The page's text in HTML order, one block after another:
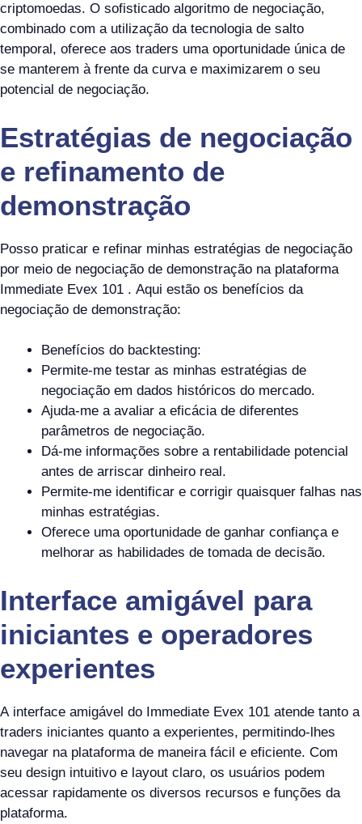
criptomoedas. O sofisticado algoritmo de negociação,
combinado com a utilização da tecnologia de salto
temporal, oferece aos traders uma oportunidade única de
se manterem à frente da curva e maximizarem o seu
potencial de negociação.
Estratégias de negociação
e refinamento de
demonstração
Posso praticar e refinar minhas estratégias de negociação
por meio de negociação de demonstração na plataforma
Immediate Evex 101 . Aqui estão os benefícios da
negociação de demonstração:
Benefícios do backtesting:
Permite-me testar as minhas estratégias de
negociação em dados históricos do mercado.
Ajuda-me a avaliar a eficácia de diferentes
parâmetros de negociação.
Dá-me informações sobre a rentabilidade potencial
antes de arriscar dinheiro real.
Permite-me identificar e corrigir quaisquer falhas nas
minhas estratégias.
Oferece uma oportunidade de ganhar confiança e
melhorar as habilidades de tomada de decisão.
Interface amigável para
iniciantes e operadores
experientes
A interface amigável do Immediate Evex 101 atende tanto a
traders iniciantes quanto a experientes, permitindo-lhes
navegar na plataforma de maneira fácil e eficiente. Com
seu design intuitivo e layout claro, os usuários podem
acessar rapidamente os diversos recursos e funções da
plataforma.